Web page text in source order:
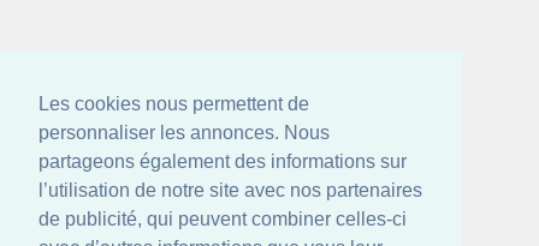
Les cookies nous permettent de
personnaliser les annonces. Nous
partageons également des informations sur
l’utilisation de notre site avec nos partenaires
de publicité, qui peuvent combiner celles-ci